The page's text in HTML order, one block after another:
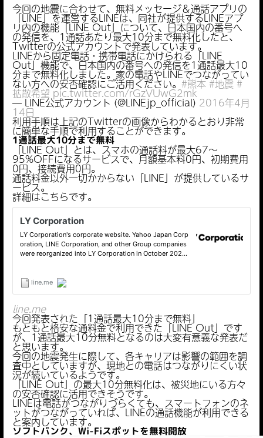
今回の地震に合わせて、無料メッセージ＆通話アプリの
「LINE」を運営するLINEは、同社が提供するLINEアプ
リ内の機能「LINE Out」について、日本国内の番号へ
の発信を、1通話あたり最大10分まで無料化したと、
Twitterの公式アカウントで発表しています。
LINEから固定電話・携帯電話にかけられる「LINE
Out」機能で、日本国内の番号への発信を1通話最大10
分まで無料化しました。家の電話やLINEでつながってい
ない方への安否確認にご活用ください。 #熊本 #地震 #
拡散希望 pic.twitter.com/rGzVUwG2mk
— LINE公式アカウント (@LINEjp_official) 2016年4月
14日
利用手順は上記のTwitterの画像からわかるとおり非常
に簡単な手順で利用することができます。
1通話最大10分まで無料
「LINE Out」とは、スマホの通話料が最大67〜
95%OFFになるサービスで、月額基本料0円、初期費用
0円、接続費用0円。
通話料金以外一切かからない「LINE」が提供しているサ
ービス。
詳細はこちらです。
line.me
今回発表された「1通話最大10分まで無料」
もともと格安な通料金で利用できた「LINE Out」です
が、1通話最大10分無料となるのは大変有意義な発表だ
と思います。
今回の地震発生に際して、各キャリアは影響の範囲を調
査中としていますが、現地との電話はつながりにくい状
況が続いているようです。
「LINE Out」の最大10分無料化は、被災地にいる方々
の安否確認に活用できそうです。
LINEは電話がつながりづらくても、スマートフォンのネ
ットがつながっていれば、LINEの通話機能が利用できる
と案内しています。
ソフトバンク、Wi-Fiスポットを無料開放